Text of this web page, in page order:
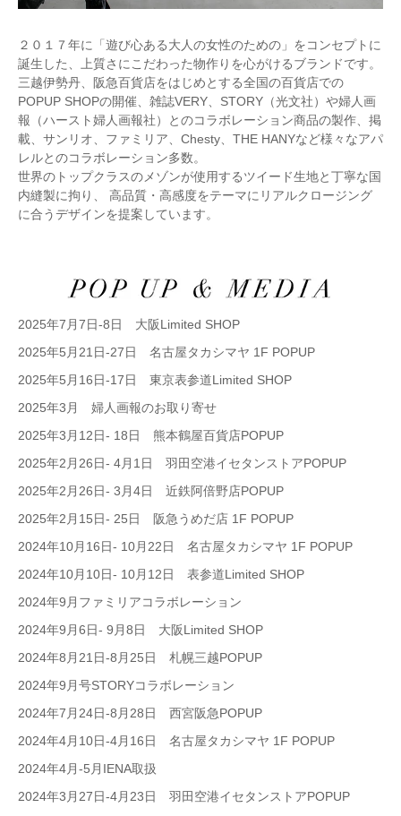
２０１７年に「遊び心ある大人の女性のための」をコンセプトに
誕生した、上質さにこだわった物作りを心がけるブランドです。
三越伊勢丹、阪急百貨店をはじめとする全国の百貨店での
POPUP SHOPの開催、雑誌VERY、STORY（光文社）や婦人画
報（ハースト婦人画報社）とのコラボレーション商品の製作、掲
載、サンリオ、ファミリア、Chesty、THE HANYなど様々なアパ
レルとのコラボレーション多数。
世界のトップクラスのメゾンが使用するツイード生地と丁寧な国
内縫製に拘り、 高品質・高感度をテーマにリアルクロージング
に合うデザインを提案しています。
2025年7月7日-8日 大阪Limited SHOP
2025年5月21日-27日 名古屋タカシマヤ 1F POPUP
2025年5月16日-17日 東京表参道Limited SHOP
2025年3月 婦人画報のお取り寄せ
2025年3月12日- 18日 熊本鶴屋百貨店POPUP
2025年2月26日- 4月1日 羽田空港イセタンストアPOPUP
2025年2月26日- 3月4日 近鉄阿倍野店POPUP
2025年2月15日- 25日 阪急うめだ店 1F POPUP
2024年10月16日- 10月22日 名古屋タカシマヤ 1F POPUP
2024年10月10日- 10月12日 表参道Limited SHOP
2024年9月ファミリアコラボレーション
2024年9月6日- 9月8日 大阪Limited SHOP
2024年8月21日-8月25日 札幌三越POPUP
2024年9月号STORYコラボレーション
2024年7月24日-8月28日 西宮阪急POPUP
2024年4月10日-4月16日 名古屋タカシマヤ 1F POPUP
2024年4月-5月IENA取扱
2024年3月27日-4月23日 羽田空港イセタンストアPOPUP